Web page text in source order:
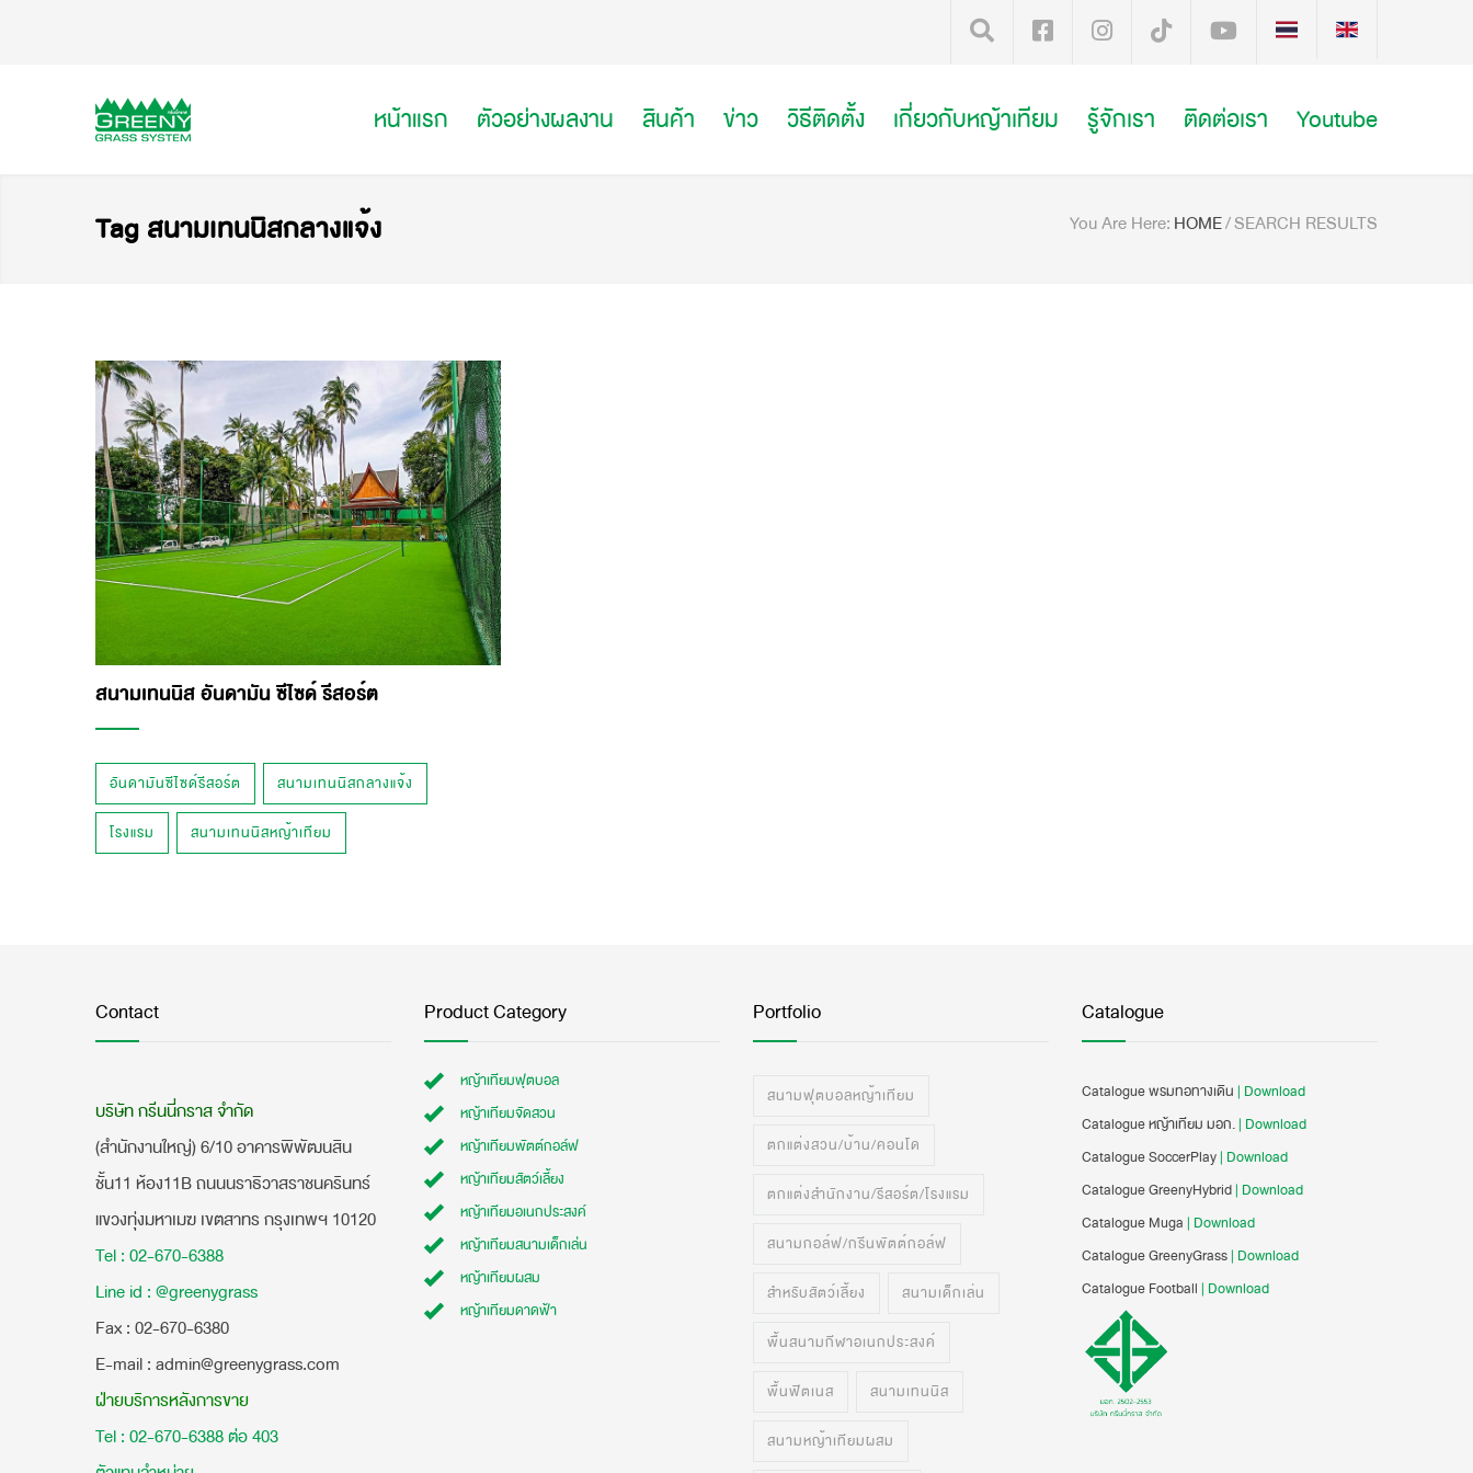
หน้าแรก ตัวอย่างผลงาน สินค้า ข่าว วิธีติดตั้ง เกี่ยวกับหญ้าเทียม รู้จักเรา ติดต่อเรา Youtube
Tag สนามเทนนิสกลางแจ้ง You Are Here: HOME/SEARCH RESULTS
สนามเทนนิส อันดามัน ซีไซด์ รีสอร์ต
อันดามันซีไซด์รีสอร์ต สนามเทนนิสกลางแจ้ง
โรงแรม สนามเทนนิสหญ้าเทียม
Contact
บริษัท กรีนนี่กราส จำกัด
(สำนักงานใหญ่) 6/10 อาคารพิพัฒนสิน
ชั้น11 ห้อง11B ถนนนราธิวาสราชนครินทร์
แขวงทุ่งมหาเมฆ เขตสาทร กรุงเทพฯ 10120
Tel : 02-670-6388
Line id : @greenygrass
​Fax : 02-670-6380
E-mail : admin@greenygrass.com
ฝ่ายบริการหลังการขาย
Tel : 02-670-6388 ต่อ 403
Product Category
หญ้าเทียมฟุตบอล
หญ้าเทียมจัดสวน
หญ้าเทียมพัตต์กอล์ฟ
หญ้าเทียมสัตว์เลี้ยง
หญ้าเทียมอเนกประสงค์
หญ้าเทียมสนามเด็กเล่น
หญ้าเทียมผสม
หญ้าเทียมดาดฟ้า
Portfolio
สนามฟุตบอลหญ้าเทียม
ตกแต่งสวน/บ้าน/คอนโด
ตกแต่งสำนักงาน/รีสอร์ต/โรงแรม
สนามกอล์ฟ/กรีนพัตต์กอล์ฟ
สำหรับสัตว์เลี้ยง สนามเด็กเล่น
พื้นสนามกีฬาอเนกประสงค์
พื้นฟิตเนส สนามเทนนิส
สนามหญ้าเทียมผสม
Catalogue
Catalogue พรมทอทางเดิน | Download
Catalogue หญ้าเทียม มอก.| Download
Catalogue SoccerPlay| Download
Catalogue GreenyHybrid| Download
Catalogue Muga | Download
Catalogue GreenyGrass| Download
Catalogue Football | Download